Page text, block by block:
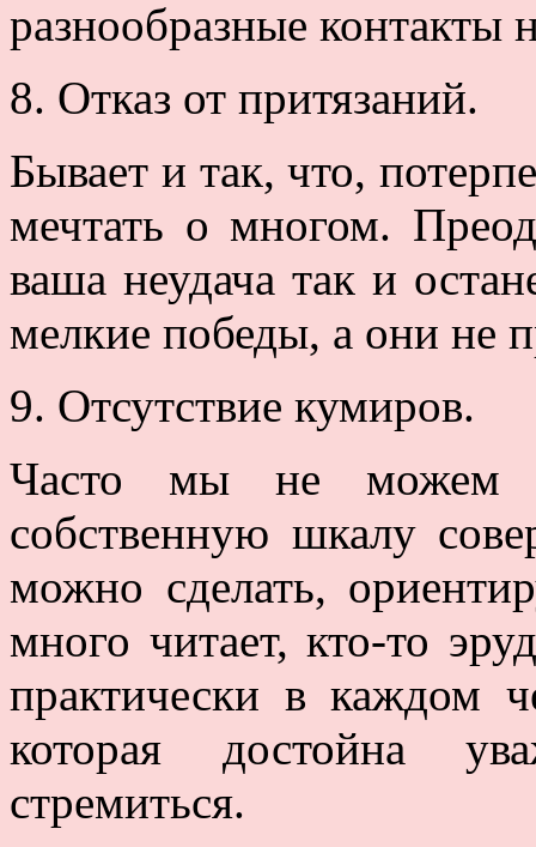
разнообразные контакты
8. Отказ от притязаний.
Бывает и так, что,
мечтать о многом.
ваша неудача так и
мелкие победы, а они не
9. Отсутствие кумиров.
Часто мы не можем
собственную шкалу
можно сделать,
много читает, кто-то
практически в каждом
которая достойна
стремиться.